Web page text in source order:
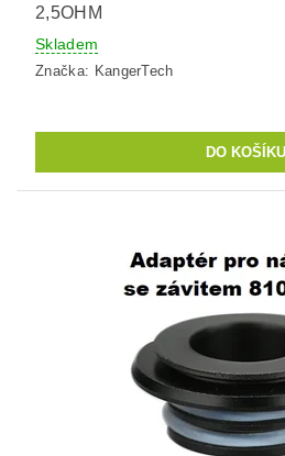
2,5OHM
Skladem
Značka: KangerTech